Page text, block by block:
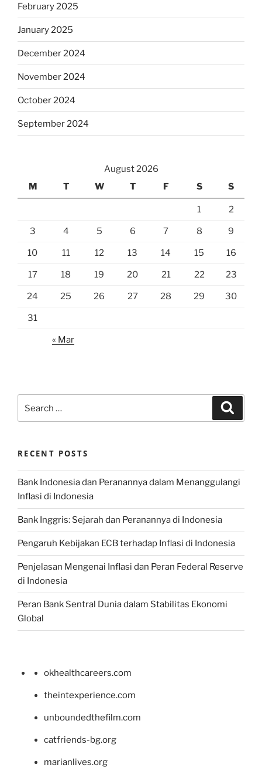
February 2025
January 2025
December 2024
November 2024
October 2024
September 2024
August 2026
M
T W T F S S
1 2
3 4 5 6 7 8 9
10 11 12 13 14 15 16
17 18 19 20 21 22 23
24 25 26 27 28 29 30
31
« Mar
for:
RECENT POSTS
Bank Indonesia dan Peranannya dalam Menanggulangi
Inflasi di Indonesia
Bank Inggris: Sejarah dan Peranannya di Indonesia
Pengaruh Kebijakan ECB terhadap Inflasi di Indonesia
Penjelasan Mengenai Inflasi dan Peran Federal Reserve
di Indonesia
Peran Bank Sentral Dunia dalam Stabilitas Ekonomi
Global
okhealthcareers.com
theintexperience.com
unboundedthefilm.com
catfriends-bg.org
marianlives.org